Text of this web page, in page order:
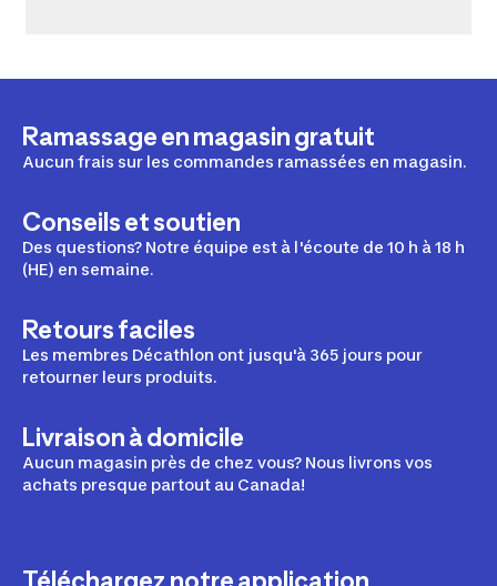
Ramassage en magasin gratuit
Aucun frais sur les commandes ramassées en magasin.
Conseils et soutien
Des questions? Notre équipe est à l'écoute de 10 h à 18 h
(HE) en semaine.
Retours faciles
Les membres Décathlon ont jusqu'à 365 jours pour
retourner leurs produits.
Livraison à domicile
Aucun magasin près de chez vous? Nous livrons vos
achats presque partout au Canada!